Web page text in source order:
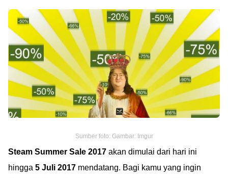
Sumber foto: Gambar: Imgur
Steam Summer Sale 2017 akan dimulai dari hari ini
hingga 5 Juli 2017 mendatang. Bagi kamu yang ingin